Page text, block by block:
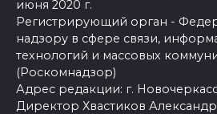
июня 2020 г.
Регистрирующий орган -
надзору в сфере связи,
технологий и массовых
(Роскомнадзор)
Адрес редакции: г.
Директор Хвастиков